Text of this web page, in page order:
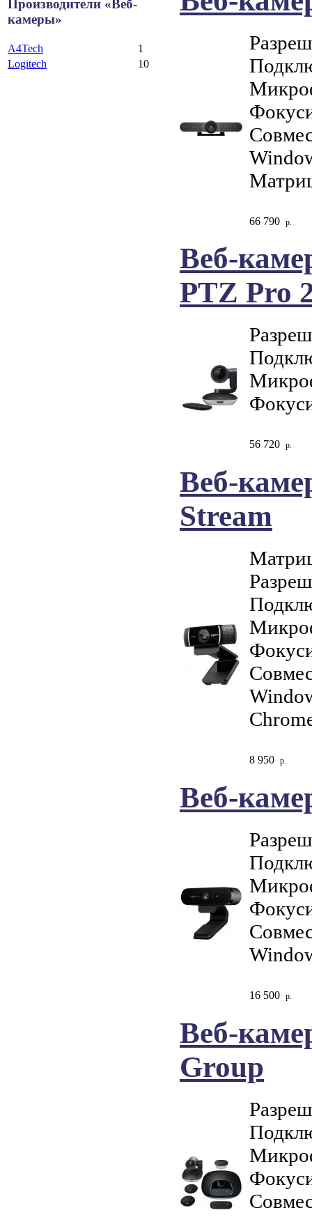
Производители «Веб-
камеры»
A4Tech
1
Logitech
10
66 790 р.
Веб-
PTZ Pro
56 720 р.
Веб-
Stream
8 950 р.
Веб-
16 500 р.
Веб-
Group